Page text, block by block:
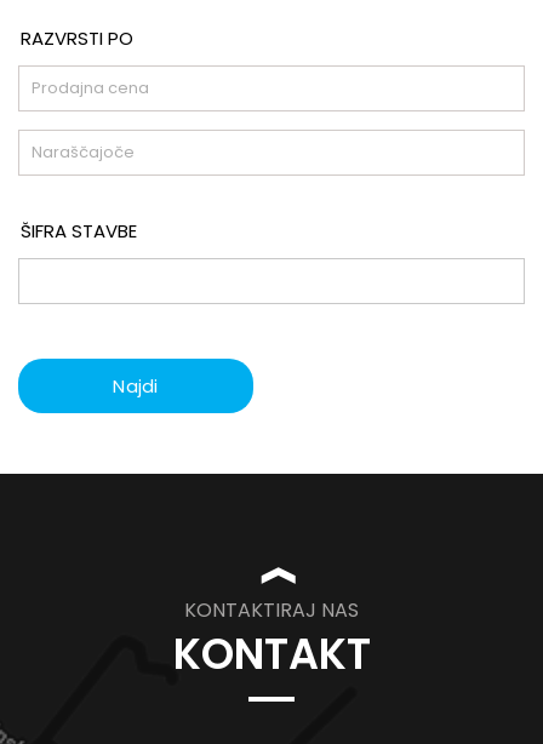
RAZVRSTI PO
ŠIFRA STAVBE
Najdi
❱
KONTAKTIRAJ NAS
KONTAKT